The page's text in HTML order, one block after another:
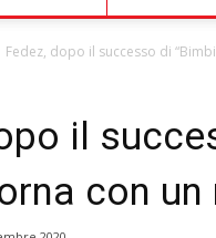
Fedez, dopo il successo di
il
con